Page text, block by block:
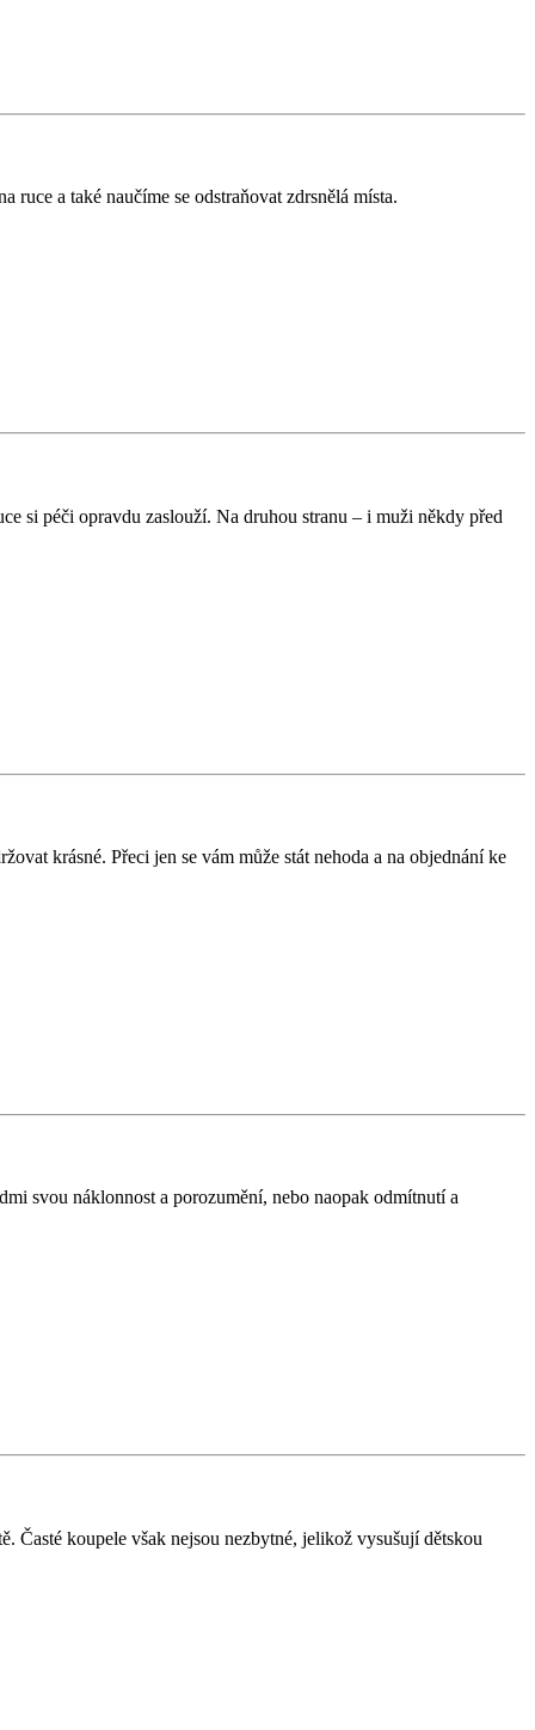
a také naučíme se odstraňovat zdrsnělá místa.
si péči opravdu zaslouží. Na druhou stranu – i muži někdy před
krásné. Přeci jen se vám může stát nehoda a na objednání ke
svou náklonnost a porozumění, nebo naopak odmítnutí a
Časté koupele však nejsou nezbytné, jelikož vysušují dětskou